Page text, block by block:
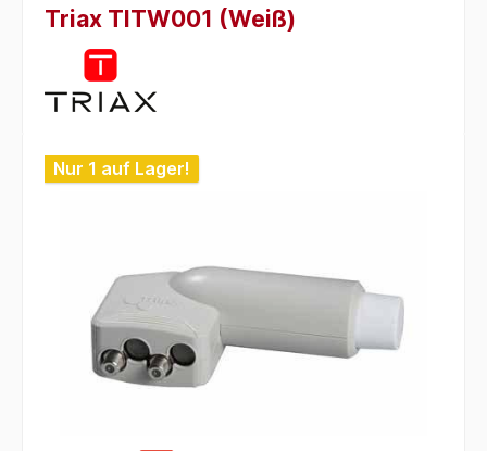
Triax TITW001 (Weiß)
Bildergalerie überspringen
Nur 1 auf Lager!